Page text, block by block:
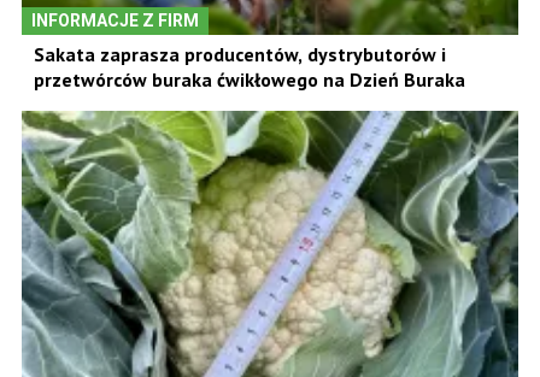
INFORMACJE Z FIRM
Sakata zaprasza producentów, dystrybutorów i
przetwórców buraka ćwikłowego na Dzień Buraka